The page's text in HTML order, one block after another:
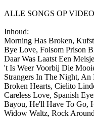
ALLE SONGS OP
Inhoud:
Morning Has Broken,
Bye Love, Folsom Prison
Daar Was Laatst Een
't Is Weer Voorbij Die
Strangers In The Night, An
Broken Hearts, Cielito
Careless Love, Spanish
Bayou, He'll Have To Go,
Widow Waltz, Rock